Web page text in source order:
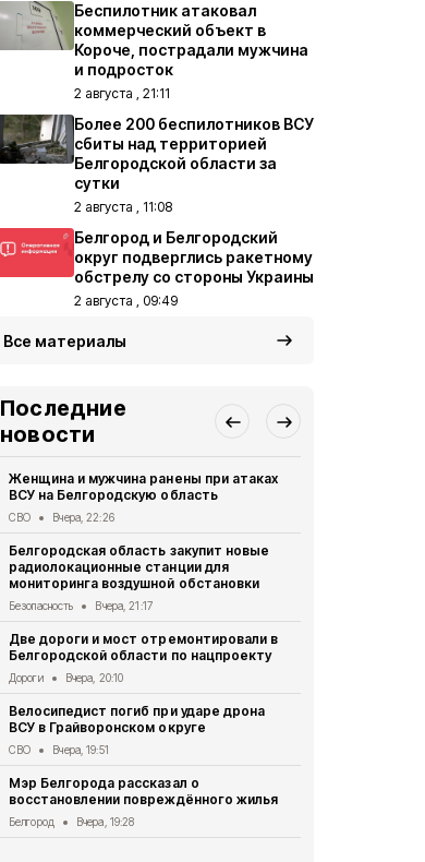
Беспилотник атаковал
коммерческий объект в
Короче, пострадали мужчина
и подросток
2 августа , 21:11
Более 200 беспилотников ВСУ
сбиты над территорией
Белгородской области за
сутки
2 августа , 11:08
Белгород и Белгородский
округ подверглись ракетному
обстрелу со стороны Украины
2 августа , 09:49
Все материалы
Последние
новости
Женщина и мужчина ранены при атаках
ВСУ на Белгородскую область
СВО Вчера, 22:26
Белгородская область закупит новые
радиолокационные станции для
мониторинга воздушной обстановки
Безопасность Вчера, 21:17
Две дороги и мост отремонтировали в
Белгородской области по нацпроекту
Дороги Вчера, 20:10
Велосипедист погиб при ударе дрона
ВСУ в Грайворонском округе
СВО Вчера, 19:51
Мэр Белгорода рассказал о
восстановлении повреждённого жилья
Белгород Вчера, 19:28